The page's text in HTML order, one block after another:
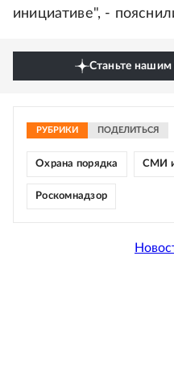
инициативе", -
Станьте
РУБРИКИ ПОДЕЛИТЬСЯ
Охрана порядка СМИ и
Роскомнадзор